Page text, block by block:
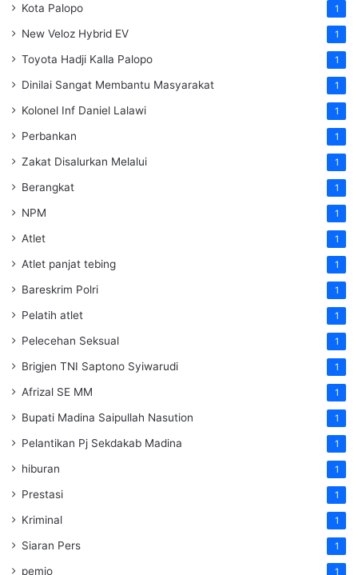
Kota Palopo 1
New Veloz Hybrid EV 1
Toyota Hadji Kalla Palopo 1
Dinilai Sangat Membantu Masyarakat 1
Kolonel Inf Daniel Lalawi 1
Perbankan 1
Zakat Disalurkan Melalui 1
Berangkat 1
NPM 1
Atlet 1
Atlet panjat tebing 1
Bareskrim Polri 1
Pelatih atlet 1
Pelecehan Seksual 1
Brigjen TNI Saptono Syiwarudi 1
Afrizal SE MM 1
Bupati Madina Saipullah Nasution 1
Pelantikan Pj Sekdakab Madina 1
hiburan 1
Prestasi 1
Kriminal 1
Siaran Pers 1
pemjo 1